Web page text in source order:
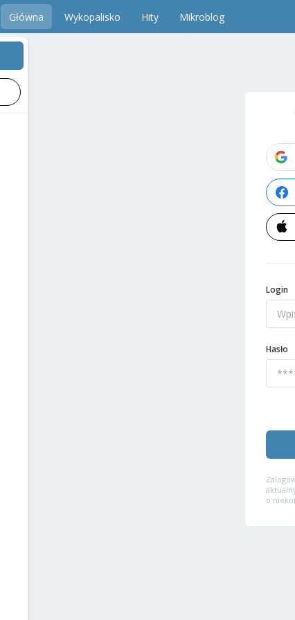
Główna Wykopalisko Hity Mikroblog
Login
Hasło
o